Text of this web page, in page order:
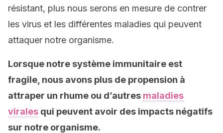
résistant, plus nous serons en mesure de contrer
les virus et les différentes maladies qui peuvent
attaquer notre organisme.
Lorsque notre système immunitaire est
fragile, nous avons plus de propension à
attraper un rhume ou d’autres maladies
virales qui peuvent avoir des impacts négatifs
sur notre organisme.